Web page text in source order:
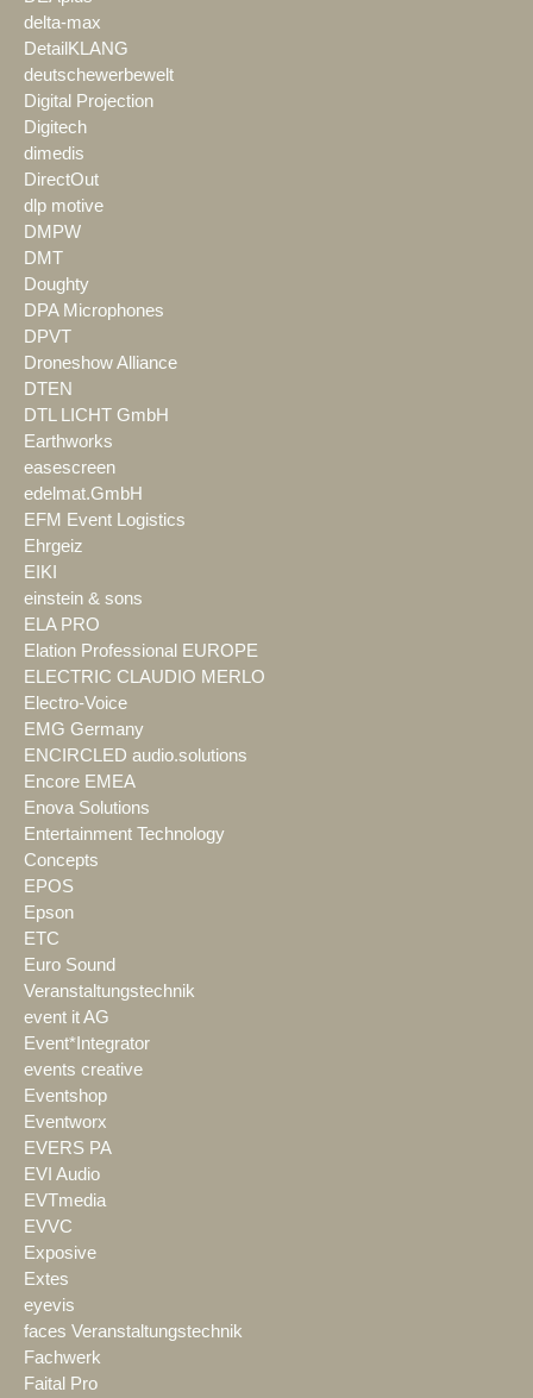
delta-max
DetailKLANG
deutschewerbewelt
Digital Projection
Digitech
dimedis
DirectOut
dlp motive
DMPW
DMT
Doughty
DPA Microphones
DPVT
Droneshow Alliance
DTEN
DTL LICHT GmbH
Earthworks
easescreen
edelmat.GmbH
EFM Event Logistics
Ehrgeiz
EIKI
einstein & sons
ELA PRO
Elation Professional EUROPE
ELECTRIC CLAUDIO MERLO
Electro-Voice
EMG Germany
ENCIRCLED audio.solutions
Encore EMEA
Enova Solutions
Entertainment Technology
Concepts
EPOS
Epson
ETC
Euro Sound
Veranstaltungstechnik
event it AG
Event*Integrator
events creative
Eventshop
Eventworx
EVERS PA
EVI Audio
EVTmedia
EVVC
Exposive
Extes
eyevis
faces Veranstaltungstechnik
Fachwerk
Faital Pro